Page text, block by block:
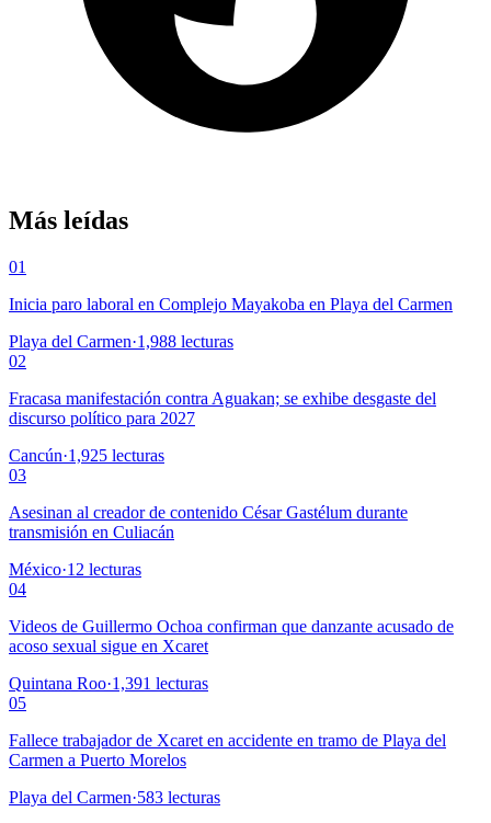
Más leídas
01
Inicia paro laboral en Complejo Mayakoba en Playa del Carmen
Playa del Carmen·1,988 lecturas
02
Fracasa manifestación contra Aguakan; se exhibe desgaste del
discurso político para 2027
Cancún·1,925 lecturas
03
Asesinan al creador de contenido César Gastélum durante
transmisión en Culiacán
México·12 lecturas
04
Videos de Guillermo Ochoa confirman que danzante acusado de
acoso sexual sigue en Xcaret
Quintana Roo·1,391 lecturas
05
Fallece trabajador de Xcaret en accidente en tramo de Playa del
Carmen a Puerto Morelos
Playa del Carmen·583 lecturas